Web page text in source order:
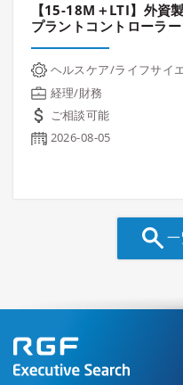
【15-18M＋LTI】外資
プラントコントローラー
ヘルスケア/ライフサイ
経理/財務
ご相談可能
2026-08-05